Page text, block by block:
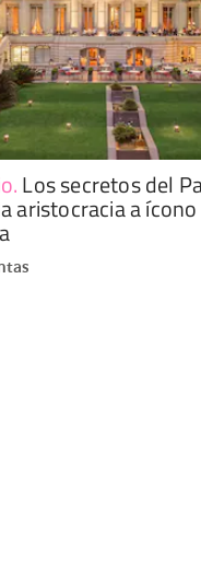
.Los secretos del
aristocracia a